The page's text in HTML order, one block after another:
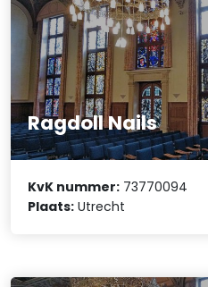
Ragdoll Nails
KvK nummer: 73770094
Plaats: Utrecht